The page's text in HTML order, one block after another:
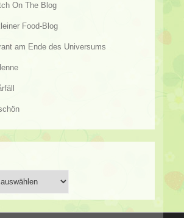
On The Blog
Food-Blog
am Ende des Universums